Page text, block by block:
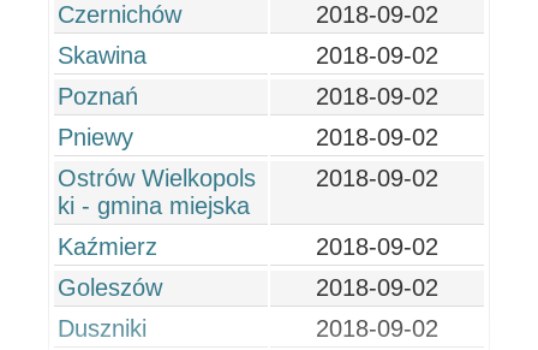
Czernichów
2018-09-02
Skawina
2018-09-02
Poznań
2018-09-02
Pniewy
2018-09-02
Ostrów Wielkopols
ki - gmina miejska
2018-09-02
Kaźmierz
2018-09-02
Goleszów
2018-09-02
Duszniki
2018-09-02